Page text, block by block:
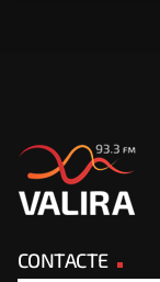
CONTACTE